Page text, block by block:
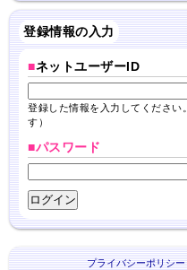
登録情報の入力
■ネットユーザーID
登録した情報を入力してください
す）
■パスワード
プライバシーポリシー